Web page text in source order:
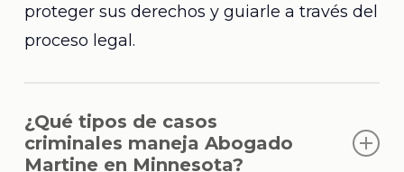
proteger sus derechos y guiarle a través del
proceso legal.
¿Qué tipos de casos
criminales maneja Abogado
Martine en Minnesota?